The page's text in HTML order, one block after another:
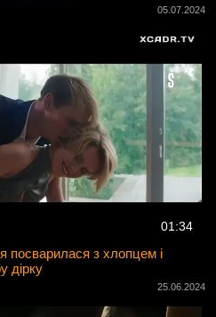
05.07.2024
01:34
посварилася з хлопцем і
дірку
25.06.2024